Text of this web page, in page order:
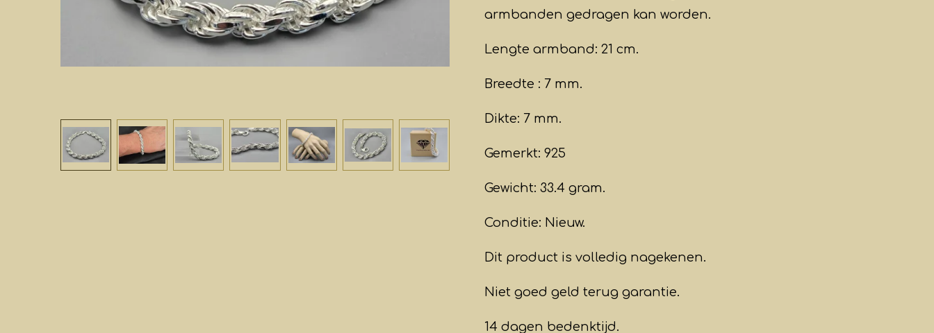
armbanden gedragen kan worden.
Lengte armband: 21 cm.
Breedte : 7 mm.
Dikte: 7 mm.
Gemerkt: 925
Gewicht: 33.4 gram.
Conditie: Nieuw.
Dit product is volledig nagekenen.
Niet goed geld terug garantie.
14 dagen bedenktijd.